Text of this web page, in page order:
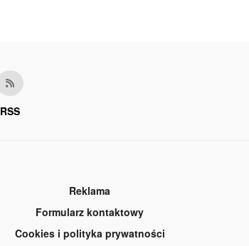
RSS
Reklama
Formularz kontaktowy
Cookies i polityka prywatności